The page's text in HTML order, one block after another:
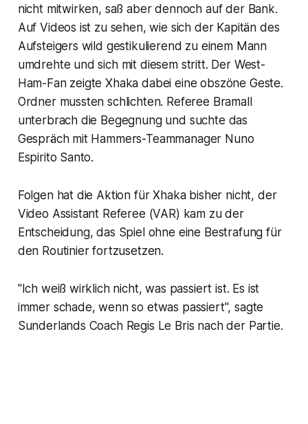
nicht mitwirken, saß aber dennoch auf der Bank.
Auf Videos ist zu sehen, wie sich der Kapitän des
Aufsteigers wild gestikulierend zu einem Mann
umdrehte und sich mit diesem stritt. Der West-
Ham-Fan zeigte Xhaka dabei eine obszöne Geste.
Ordner mussten schlichten. Referee Bramall
unterbrach die Begegnung und suchte das
Gespräch mit Hammers-Teammanager Nuno
Espirito Santo.
Folgen hat die Aktion für Xhaka bisher nicht, der
Video Assistant Referee (VAR) kam zu der
Entscheidung, das Spiel ohne eine Bestrafung für
den Routinier fortzusetzen.
"Ich weiß wirklich nicht, was passiert ist. Es ist
immer schade, wenn so etwas passiert", sagte
Sunderlands Coach Regis Le Bris nach der Partie.